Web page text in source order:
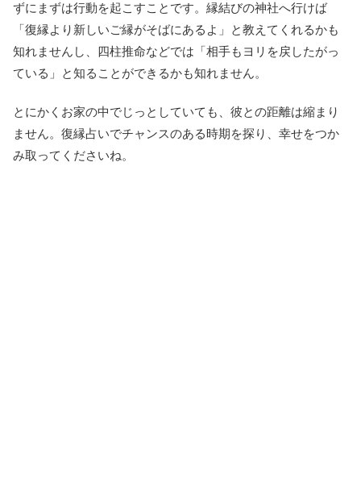
ずにまずは行動を起こすことです。縁結びの神社へ行けば
「復縁より新しいご縁がそばにあるよ」と教えてくれるかも
知れませんし、四柱推命などでは「相手もヨリを戻したがっ
ている」と知ることができるかも知れません。
とにかくお家の中でじっとしていても、彼との距離は縮まり
ません。復縁占いでチャンスのある時期を探り、幸せをつか
み取ってくださいね。